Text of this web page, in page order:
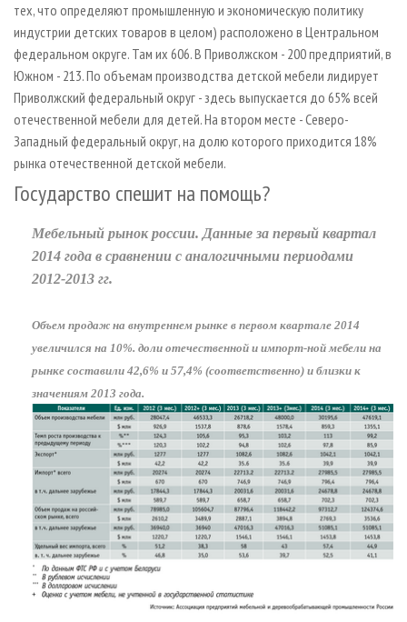
тех, что определяют промышленную и экономическую политику
индустрии детских товаров в целом) расположено в Центральном
федеральном округе. Там их 606. В Приволжском - 200 предприятий, в
Южном - 213. По объемам производства детской мебели лидирует
Приволжский федеральный округ - здесь выпускается до 65% всей
отечественной мебели для детей. На втором месте - Северо-
Западный федеральный округ, на долю которого приходится 18%
рынка отечественной детской мебели.
Государство спешит на помощь?
Мебельный рынок россии. Данные за первый квартал
2014 года в сравнении с аналогичными периодами
2012-2013 гг.
Объем продаж на внутреннем рынке в первом квартале 2014
увеличился на 10%. доли отечественной и импорт-ной мебели на
рынке составили 42,6% и 57,4% (соответственно) и близки к
значениям 2013 года.